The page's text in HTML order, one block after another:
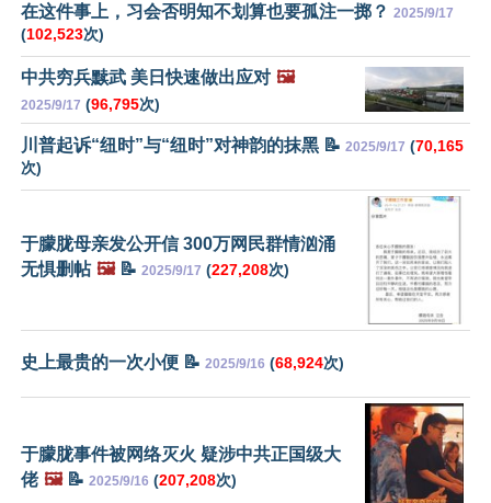
在这件事上，习会否明知不划算也要孤注一掷？ 2025/9/17
(102,523次)
中共穷兵黩武 美日快速做出应对 🖼️
2025/9/17 (96,795次)
川普起诉“纽时”与“纽时”对神韵的抹黑 📝 2025/9/17 (70,165
次)
于朦胧母亲发公开信 300万网民群情汹涌
无惧删帖 🖼️📝 2025/9/17 (227,208次)
史上最贵的一次小便 📝 2025/9/16 (68,924次)
于朦胧事件被网络灭火 疑涉中共正国级大
佬 🖼️📝 2025/9/16 (207,208次)